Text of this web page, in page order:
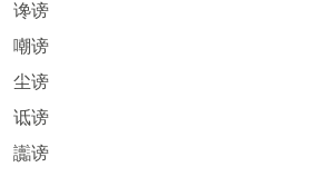
谗谤
嘲谤
尘谤
诋谤
讟谤